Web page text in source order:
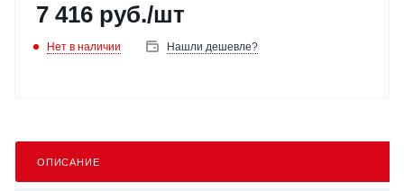
7 416 руб./шт
Нет в наличии Нашли дешевле?
ОПИСАНИЕ